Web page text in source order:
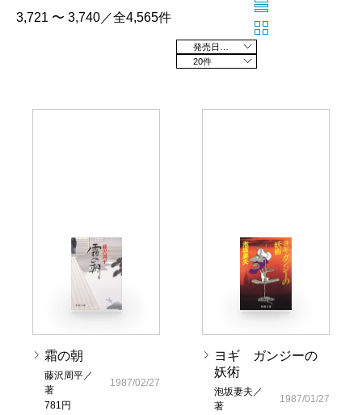
3,721 〜 3,740／全4,565件
20件
霜の朝
藤沢周平／
著
781円
1987/02/27
ヨギ ガンジーの
妖術
泡坂妻夫／
著
1987/01/27